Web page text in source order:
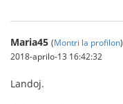
Maria45 (Montri la profilon)
2018-aprilo-13 16:42:32
Landoj.